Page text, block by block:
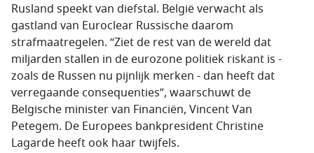
Rusland speekt van diefstal. België verwacht als
gastland van Euroclear Russische daarom
strafmaatregelen. “Ziet de rest van de wereld dat
miljarden stallen in de eurozone politiek riskant is -
zoals de Russen nu pijnlijk merken - dan heeft dat
verregaande consequenties”, waarschuwt de
Belgische minister van Financiën, Vincent Van
Petegem. De Europees bankpresident Christine
Lagarde heeft ook haar twijfels.